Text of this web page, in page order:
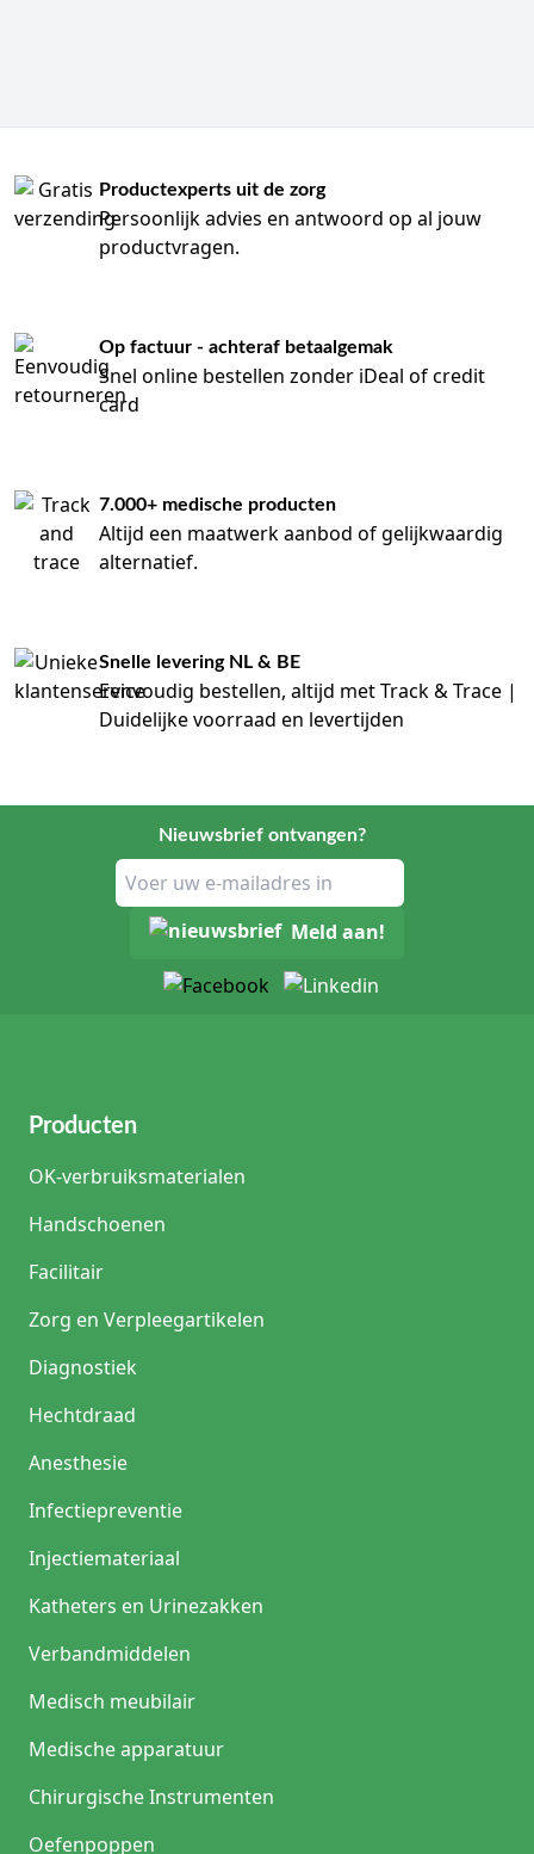
Productexperts uit de zorg
Persoonlijk advies en antwoord op al jouw
productvragen.
Op factuur - achteraf betaalgemak
Snel online bestellen zonder iDeal of credit
card
7.000+ medische producten
Altijd een maatwerk aanbod of gelijkwaardig
alternatief.
Snelle levering NL & BE
Eenvoudig bestellen, altijd met Track & Trace |
Duidelijke voorraad en levertijden
Nieuwsbrief ontvangen?
Meld aan!
Producten
OK-verbruiksmaterialen
Handschoenen
Facilitair
Zorg en Verpleegartikelen
Diagnostiek
Hechtdraad
Anesthesie
Infectiepreventie
Injectiemateriaal
Katheters en Urinezakken
Verbandmiddelen
Medisch meubilair
Medische apparatuur
Chirurgische Instrumenten
Oefenpoppen